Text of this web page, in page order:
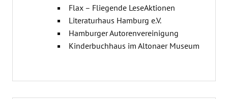
Flax – Fliegende LeseAktionen
Literaturhaus Hamburg e.V.
Hamburger Autorenvereinigung
Kinderbuchhaus im Altonaer Museum